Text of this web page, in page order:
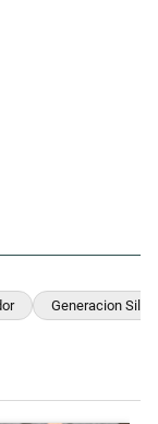
Generacion Silver